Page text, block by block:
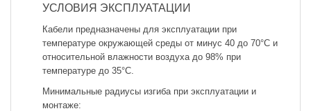
УСЛОВИЯ ЭКСПЛУАТАЦИИ
Кабели предназначены для эксплуатации при
температуре окружающей среды от минус 40 до 70°С и
относительной влажности воздуха до 98% при
температуре до 35°С.
Минимальные радиусы изгиба при эксплуатации и
монтаже: